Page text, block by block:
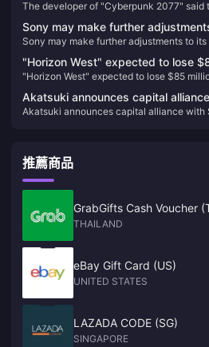
has regrets in the "birth choice"
the future
The developer of "Cyberpunk 2077" said
Sony may make further
Insomnia Group faces pressure to
Sony may make further adjustments to
"Horizon West" expected to lose
revenue after joining PS+
"Horizon West" expected to lose $85
Akatsuki announces capital
Tecmo
Akatsuki announces capital alliance with
推薦商品
GrabGifts Cash Voucher
THAILAND
eBay Gift Card (US)
UNITED STATES
LAZADA CODE (SG)
SINGAPORE